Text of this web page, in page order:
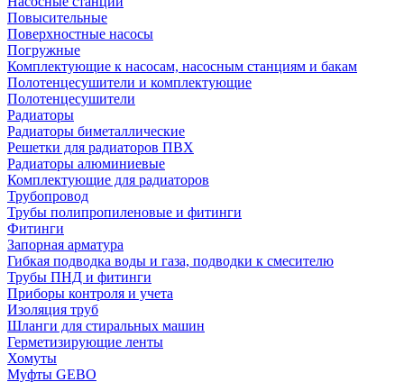
Повысительные
Поверхностные насосы
Погружные
Комплектующие к насосам, насосным станциям и бакам
Полотенцесушители и комплектующие
Полотенцесушители
Радиаторы
Радиаторы биметаллические
Решетки для радиаторов ПВХ
Радиаторы алюминиевые
Комплектующие для радиаторов
Трубопровод
Трубы полипропиленовые и фитинги
Фитинги
Запорная арматура
Гибкая подводка воды и газа, подводки к смесителю
Трубы ПНД и фитинги
Приборы контроля и учета
Изоляция труб
Шланги для стиральных машин
Герметизирующие ленты
Хомуты
Муфты GEBO